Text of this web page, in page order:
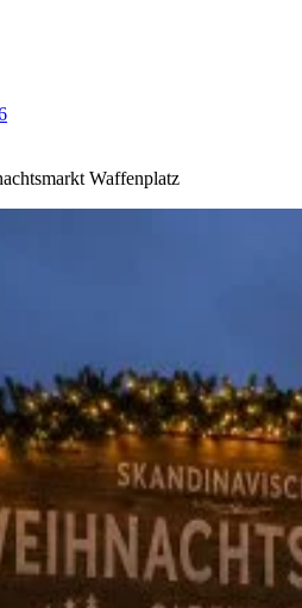
Waffenplatz